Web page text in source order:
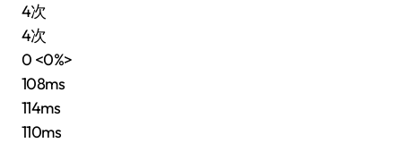
4次
4次
0 <0%>
108ms
114ms
110ms